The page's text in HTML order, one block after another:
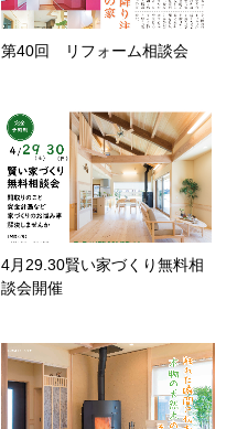
第40回 リフォーム相談会
4月29.30賢い家づくり無料相
談会開催